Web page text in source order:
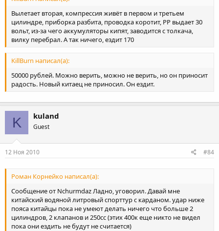
Вылетает вторая, компрессия живёт в первом и третьем
цилиндре, приборка разбита, проводка коротит, РР выдает 30
вольт, из-за чего аккумуляторы кипят, заводится с толкача,
вилку перебрал. А так ничего, ездит 170
KillBurn написал(а):
50000 рублей. Можно верить, можно не верить, но он приносит
радость. Новый китаец не приносил. Он ездит.
K kuland
Guest
12 Ноя 2010 #84
Роман Корнейко написал(а):
Сообщение от Nchurmdaz Ладно, уговорил. Давай мне
китайский водяной литровый спорттур с карданом. удар ниже
пояса китайцы пока не умеют делать ничего что больше 2
цилиндров, 2 клапанов и 250сс (этих 400к еще никто не видел
пока они ездить не будут не считается)